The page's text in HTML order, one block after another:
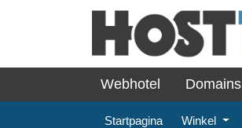
Webhotel Domains
Startpagina Winkel